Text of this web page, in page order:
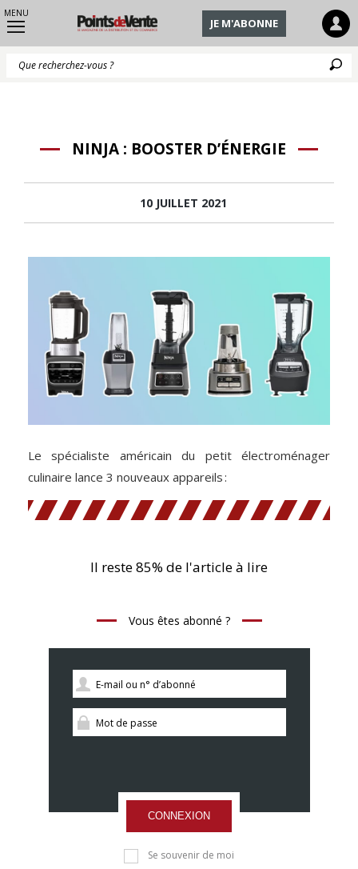
MENU
JE M'ABONNE
NINJA : BOOSTER D’ÉNERGIE
10 JUILLET 2021
Le spécialiste américain du petit électroménager
culinaire lance 3 nouveaux appareils :
Il reste 85% de l'article à lire
Vous êtes abonné ?
CONNEXION
Se souvenir de moi